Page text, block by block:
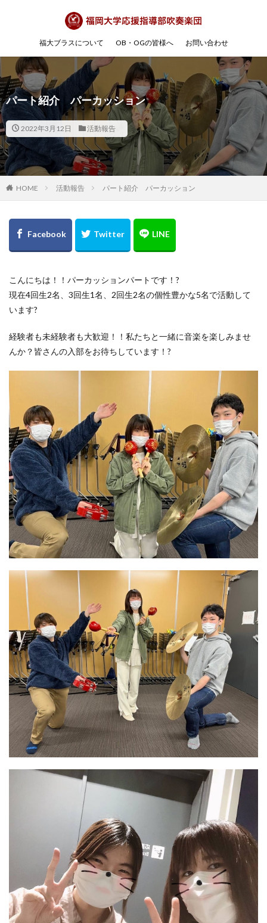
福大ブラスについて OB・OGの皆様へ お問い合わせ
パート紹介 パーカッション
2022年3月12日 活動報告
HOME 活動報告 パート紹介 パーカッション
こんにちは！！パーカッションパートです！?
現在4回生2名、3回生1名、2回生2名の個性豊かな5名で活動して
います?
経験者も未経験者も大歓迎！！私たちと一緒に音楽を楽しみませ
んか？皆さんの入部をお待ちしています！?